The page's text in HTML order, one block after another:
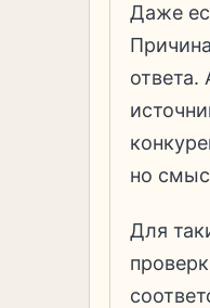
Даже
ответа.
но
Для